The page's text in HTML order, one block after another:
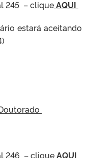
245 – cliqueAQUI
estará aceitando
246 – cliqueAQUI